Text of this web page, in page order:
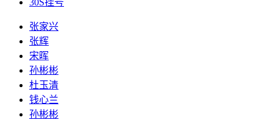
30S挂号
张家兴
张辉
宋晖
孙彬彬
杜玉清
钱心兰
孙彬彬